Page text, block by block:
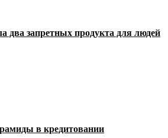
два запретных продукта для людей
в кредитовании